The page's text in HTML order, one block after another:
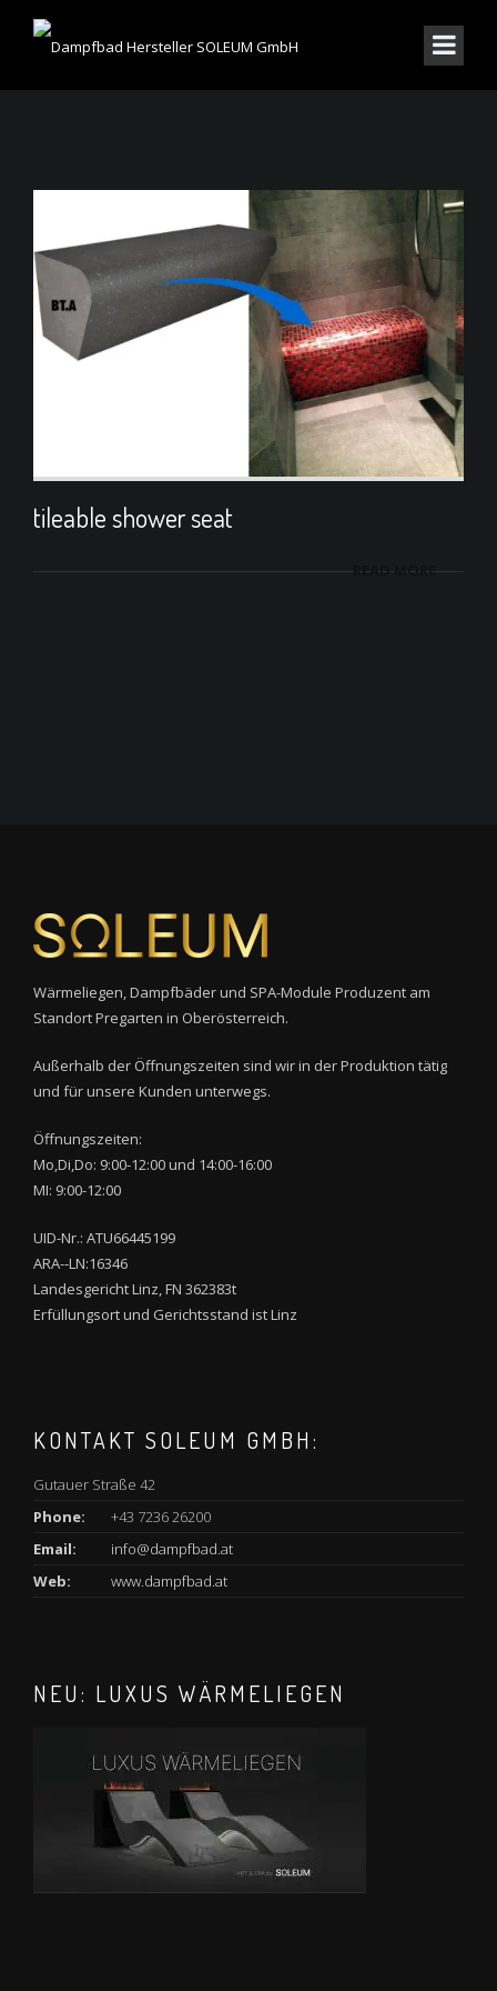
tileable shower seat
READ MORE
Wärmeliegen, Dampfbäder und SPA-Module Produzent am
Standort Pregarten in Oberösterreich.
Außerhalb der Öffnungszeiten sind wir in der Produktion tätig
und für unsere Kunden unterwegs.
Öffnungszeiten:
Mo,Di,Do: 9:00-12:00 und 14:00-16:00
MI: 9:00-12:00
UID-Nr.: ATU66445199
ARA--LN:16346
Landesgericht Linz, FN 362383t
Erfüllungsort und Gerichtsstand ist Linz
KONTAKT SOLEUM GMBH:
Gutauer Straße 42
Phone:
+43 7236 26200
Email:
info@dampfbad.at
Web:
www.dampfbad.at
NEU: LUXUS WÄRMELIEGEN